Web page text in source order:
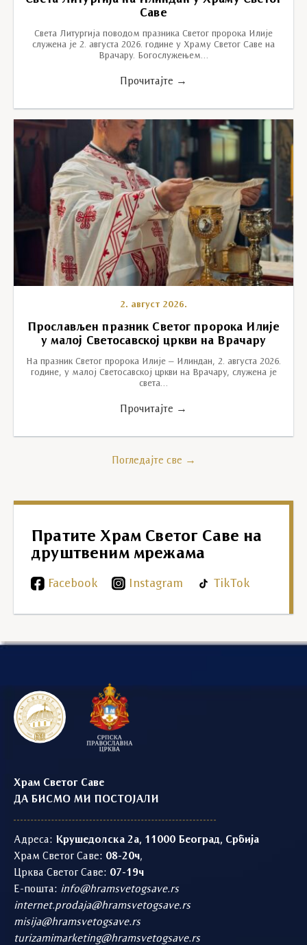
Саве
Света Литургија поводом празника Светог пророка Илије
служена је 2. августа 2026. године у Храму Светог Саве на
Врачару. Богослужењем…
Прочитајте →
2. август 2026.
Прослављен празник Светог пророка Илије
у малој Светосавској цркви на Врачару
На празник Светог пророка Илије – Илиндан, 2. августа 2026.
године, у малој Светосавској цркви на Врачару, служена је
света…
Прочитајте →
Погледајте све →
Пратите Храм Светог Саве на
друштвеним мрежама
Facebook Instagram TikTok
Храм Светог Саве
ДА БИСМО МИ ПОСТОЈАЛИ
Адреса: Крушедолска 2а, 11000 Београд, Србија
Храм Светог Саве: 08-20ч,
Црква Светог Саве: 07-19ч
Е-пошта: info@hramsvetogsave.rs
internet.prodaja@hramsvetogsave.rs
misija@hramsvetogsave.rs
turizamimarketing@hramsvetogsave.rs